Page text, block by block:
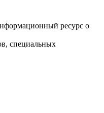
ресурс о
специальных